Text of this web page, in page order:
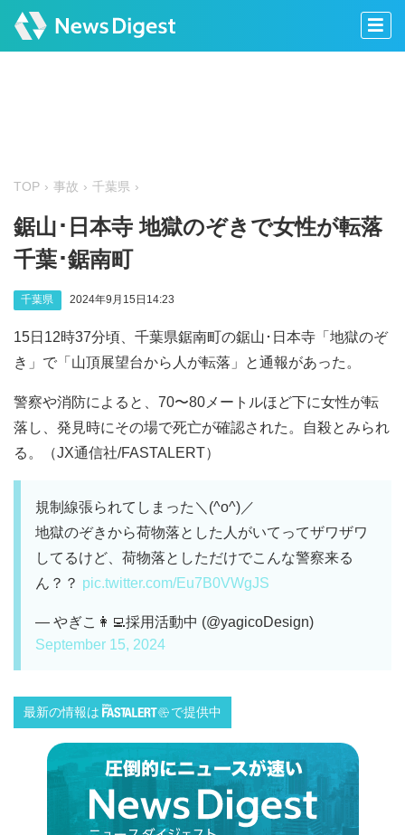
TOP 事故 千葉県
鋸山･日本寺 地獄のぞきで女性が転落
千葉･鋸南町
千葉県 2024年9月15日14:23
15日12時37分頃、千葉県鋸南町の鋸山･日本寺「地獄のぞ
き」で「山頂展望台から人が転落」と通報があった。
警察や消防によると、70〜80メートルほど下に女性が転
落し、発見時にその場で死亡が確認された。自殺とみられ
る。（JX通信社/FASTALERT）
規制線張られてしまった＼(^o^)／
地獄のぞきから荷物落とした人がいてってザワザワ
してるけど、荷物落としただけでこんな警察来る
ん？？ pic.twitter.com/Eu7B0VWgJS
— やぎこ👩‍💻採用活動中 (@yagicoDesign)
September 15, 2024
最新の情報は で提供中